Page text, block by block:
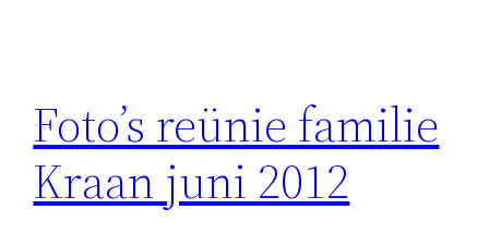
Foto’s reünie familie
Kraan juni 2012